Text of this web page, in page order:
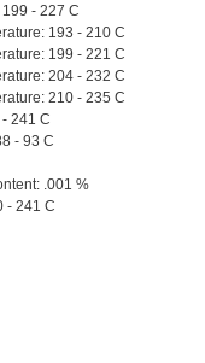
- 227 C
193 - 210 C
199 - 221 C
204 - 232 C
210 - 235 C
241 C
- 93 C
.001 %
- 241 C